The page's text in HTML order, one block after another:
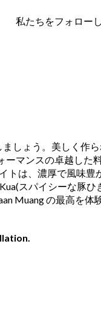
ましょう。美しく作
マンスの卓越した
トは、濃厚で風味豊
スパイシーな豚ひ
Muang の最高を
私たちをフォロー